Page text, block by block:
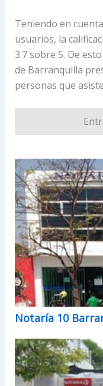
Teniendo en
usuarios, la
3.7 sobre 5. De
de Barranquilla
personas que
Notaría 10